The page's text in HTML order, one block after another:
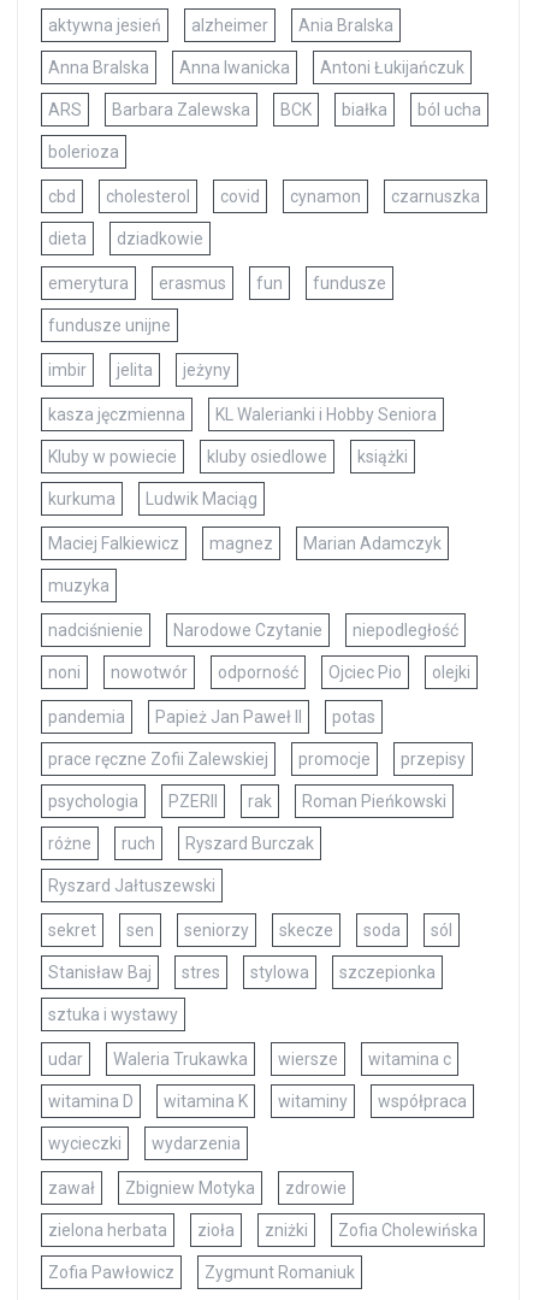
aktywna jesień alzheimer Ania Bralska
Anna Bralska Anna Iwanicka Antoni Łukijańczuk
ARS Barbara Zalewska BCK białka ból ucha
bolerioza
cbd cholesterol covid cynamon czarnuszka
dieta dziadkowie
emerytura erasmus fun fundusze
fundusze unijne
imbir jelita jeżyny
kasza jęczmienna KL Walerianki i Hobby Seniora
Kluby w powiecie kluby osiedlowe książki
kurkuma Ludwik Maciąg
Maciej Falkiewicz magnez Marian Adamczyk
muzyka
nadciśnienie Narodowe Czytanie niepodległość
noni nowotwór odporność Ojciec Pio olejki
pandemia Papież Jan Paweł II potas
prace ręczne Zofii Zalewskiej promocje przepisy
psychologia PZERII rak Roman Pieńkowski
różne ruch Ryszard Burczak
Ryszard Jałtuszewski
sekret sen seniorzy skecze soda sól
Stanisław Baj stres stylowa szczepionka
sztuka i wystawy
udar Waleria Trukawka wiersze witamina c
witamina D witamina K witaminy współpraca
wycieczki wydarzenia
zawał Zbigniew Motyka zdrowie
zielona herbata zioła zniżki Zofia Cholewińska
Zofia Pawłowicz Zygmunt Romaniuk